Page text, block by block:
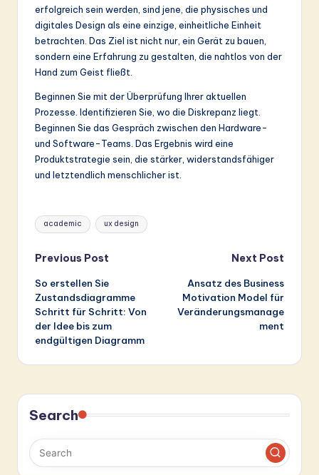
erfolgreich sein werden, sind jene, die physisches und
digitales Design als eine einzige, einheitliche Einheit
betrachten. Das Ziel ist nicht nur, ein Gerät zu bauen,
sondern eine Erfahrung zu gestalten, die nahtlos von der
Hand zum Geist fließt.
Beginnen Sie mit der Überprüfung Ihrer aktuellen
Prozesse. Identifizieren Sie, wo die Diskrepanz liegt.
Beginnen Sie das Gespräch zwischen den Hardware-
und Software-Teams. Das Ergebnis wird eine
Produktstrategie sein, die stärker, widerstandsfähiger
und letztendlich menschlicher ist.
Tags:
academic ux design
Post
navigation
Previous Post
So erstellen Sie
Zustandsdiagramme
Schritt für Schritt: Von
der Idee bis zum
endgültigen Diagramm
Next Post
Ansatz des Business
Motivation Model für
Veränderungsmanage
ment
Search